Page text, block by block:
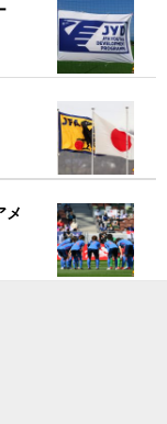
メ